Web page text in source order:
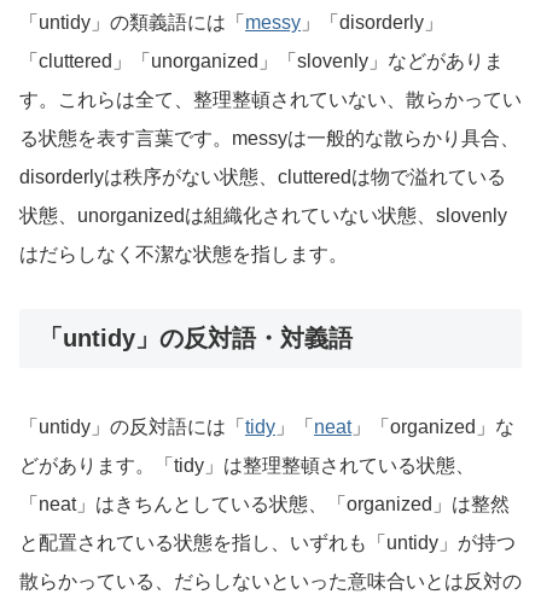
「untidy」の類義語には「 messy 」「disorderly」
「cluttered」「unorganized」「slovenly」などがありま
す。これらは全て、整理整頓されていない、散らかってい
る状態を表す言葉です。messyは一般的な散らかり具合、
disorderlyは秩序がない状態、clutteredは物で溢れている
状態、unorganizedは組織化されていない状態、slovenly
はだらしなく不潔な状態を指します。
「untidy」の反対語・対義語
「untidy」の反対語には「 tidy 」「 neat」「organized」な
どがあります。「tidy」は整理整頓されている状態、
「neat」はきちんとしている状態、「organized」は整然
と配置されている状態を指し、いずれも「untidy」が持つ
散らかっている、だらしないといった意味合いとは反対の